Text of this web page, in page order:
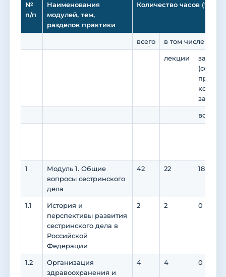
№
п/п
Наименования
модулей, тем,
разделов практики
Количество часов
всего в том числе по
лекции
всего
1
Модуль 1. Общие
вопросы сестринского
дела
42 22 18
1.1
История и
перспективы развития
сестринского дела в
Российской
Федерации
2 2 0
1.2
Организация
здравоохранения и
4 4 0